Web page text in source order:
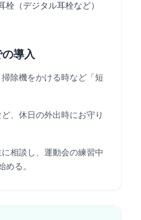
栓（デジタル耳栓など）
導入
除機をかける時など「短
、休日の外出時にお守り
相談し、運動会の練習中
める。